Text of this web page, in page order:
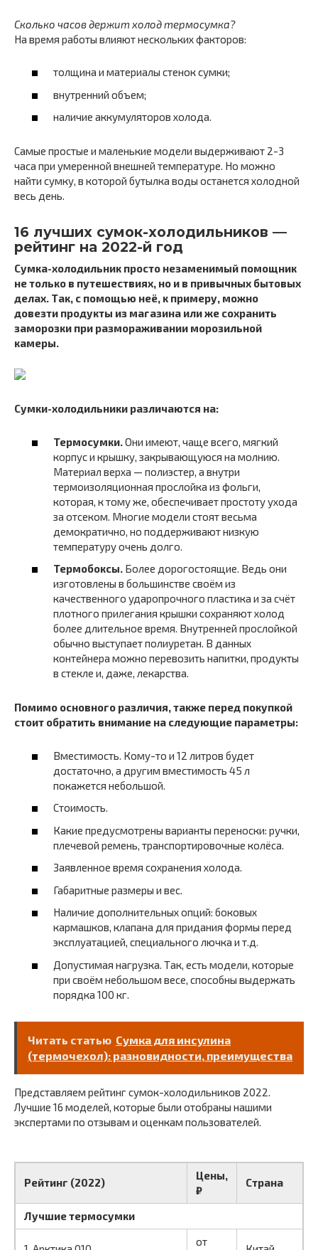
Сколько часов держит холод термосумка?
На время работы влияют нескольких факторов:
толщина и материалы стенок сумки;
внутренний объем;
наличие аккумуляторов холода.
Самые простые и маленькие модели выдерживают 2-3
часа при умеренной внешней температуре. Но можно
найти сумку, в которой бутылка воды останется холодной
весь день.
16 лучших сумок-холодильников —
рейтинг на 2022-й год
Сумка-холодильник просто незаменимый помощник
не только в путешествиях, но и в привычных бытовых
делах. Так, с помощью неё, к примеру, можно
довезти продукты из магазина или же сохранить
заморозки при размораживании морозильной
камеры.
Сумки-холодильники различаются на:
Термосумки.Они имеют, чаще всего, мягкий
корпус и крышку, закрывающуюся на молнию.
Материал верха — полиэстер, а внутри
термоизоляционная прослойка из фольги,
которая, к тому же, обеспечивает простоту ухода
за отсеком. Многие модели стоят весьма
демократично, но поддерживают низкую
температуру очень долго.
Термобоксы. Более дорогостоящие. Ведь они
изготовлены в большинстве своём из
качественного ударопрочного пластика и за счёт
плотного прилегания крышки сохраняют холод
более длительное время. Внутренней прослойкой
обычно выступает полиуретан. В данных
контейнера можно перевозить напитки, продукты
в стекле и, даже, лекарства.
Помимо основного различия, также перед покупкой
стоит обратить внимание на следующие параметры:
Вместимость. Кому-то и 12 литров будет
достаточно, а другим вместимость 45 л
покажется небольшой.
Стоимость.
Какие предусмотрены варианты переноски: ручки,
плечевой ремень, транспортировочные колёса.
Заявленное время сохранения холода.
Габаритные размеры и вес.
Наличие дополнительных опций: боковых
кармашков, клапана для придания формы перед
эксплуатацией, специального лючка и т.д.
Допустимая нагрузка. Так, есть модели, которые
при своём небольшом весе, способны выдержать
порядка 100 кг.
Читать статью Сумка для инсулина
(термочехол): разновидности, преимущества
Представляем рейтинг сумок-холодильников 2022.
Лучшие 16 моделей, которые были отобраны нашими
экспертами по отзывам и оценкам пользователей.
Рейтинг (2022)
Цены,
₽
Страна
Лучшие термосумки
от